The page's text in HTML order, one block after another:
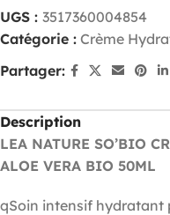
UGS : 3517360004854
Catégorie : Crème
Partager:
Description
LEA NATURE SO’BIO
ALOE VERA BIO 50ML
qSoin intensif hydratant